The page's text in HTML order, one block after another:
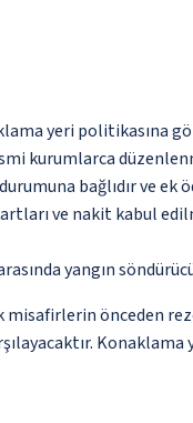
yeri politikasına
kurumlarca
bağlıdır ve
ve nakit kabul
yangın
misafirlerin önceden